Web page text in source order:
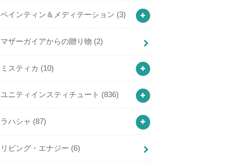
ペインティン＆メディテーション (3)
マザーガイアからの贈り物 (2)
ミスティカ (10)
ユニティインスティチュート (836)
ラハシャ (87)
リビング・エナジー (6)